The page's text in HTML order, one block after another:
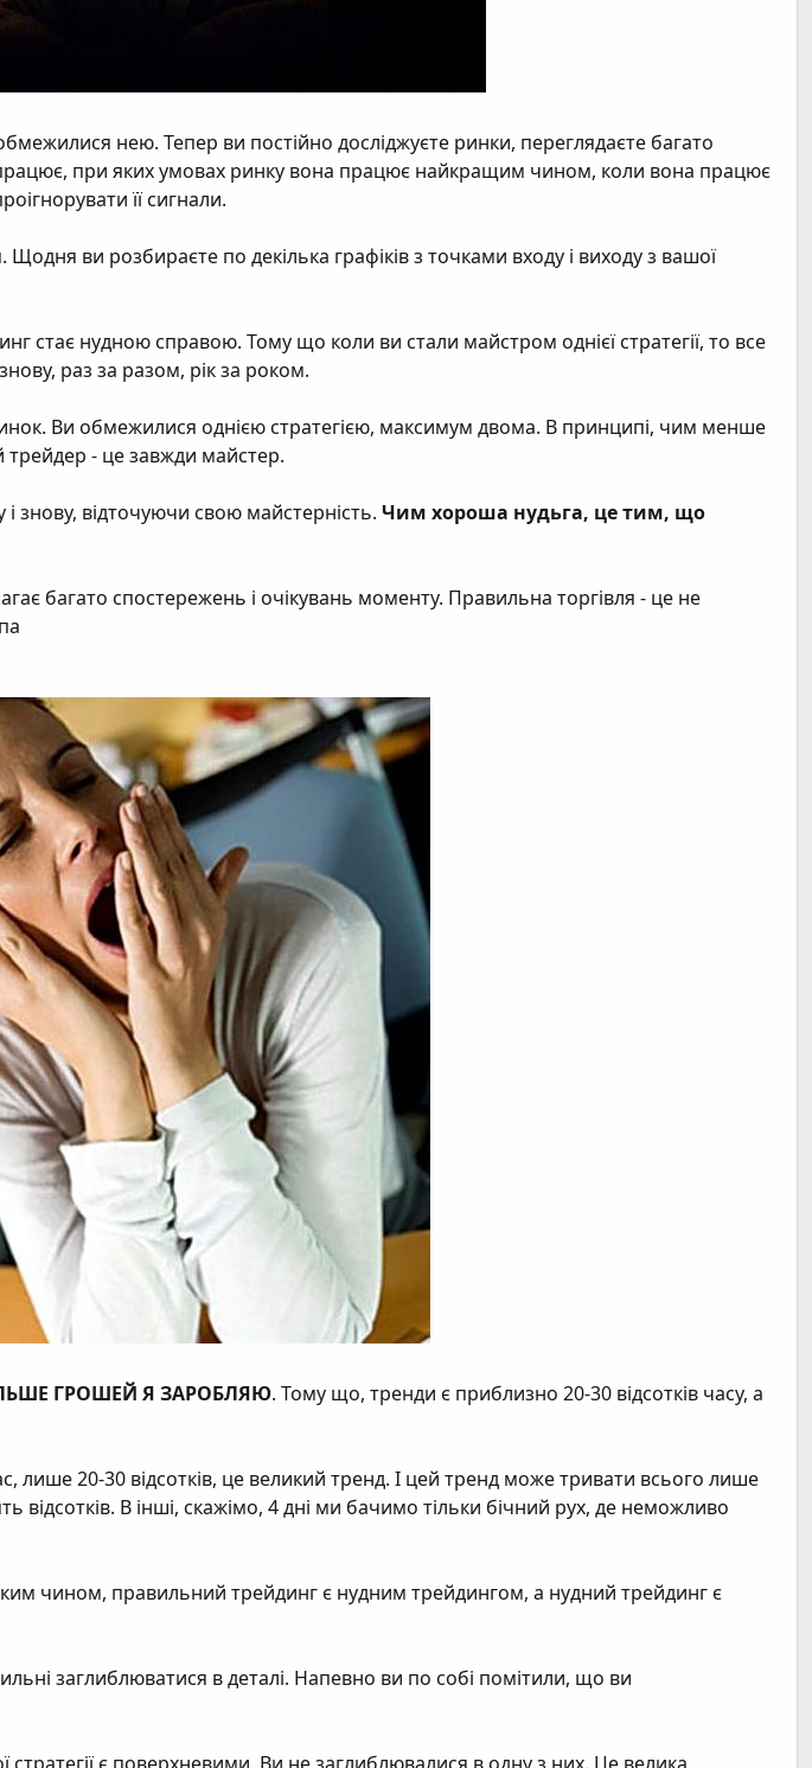
нею. Тепер ви постійно досліджуєте ринки, переглядаєте багато
працює, при яких умовах ринку вона працює найкращим чином, коли вона працює
її сигнали.
ви розбираєте по декілька графіків з точками входу і виходу з вашої
стає нудною справою. Тому що коли ви стали майстром однієї стратегії, то все
раз за разом, рік за роком.
Ви обмежилися однією стратегією, максимум двома. В принципі, чим менше
трейдер - це завжди майстер.
і знову, відточуючи свою майстерність. Чим хороша нудьга, це тим, що
багато спостережень і очікувань моменту. Правильна торгівля - це не
ГРОШЕЙ Я ЗАРОБЛЯЮ. Тому що, тренди є приблизно 20-30 відсотків часу, а
лише 20-30 відсотків, це великий тренд. І цей тренд може тривати всього лише
відсотків. В інші, скажімо, 4 дні ми бачимо тільки бічний рух, де неможливо
чином, правильний трейдинг є нудним трейдингом, а нудний трейдинг є
заглиблюватися в деталі. Напевно ви по собі помітили, що ви